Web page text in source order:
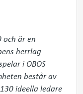
och är en
herrlag
i OBOS
består av
ideella ledare